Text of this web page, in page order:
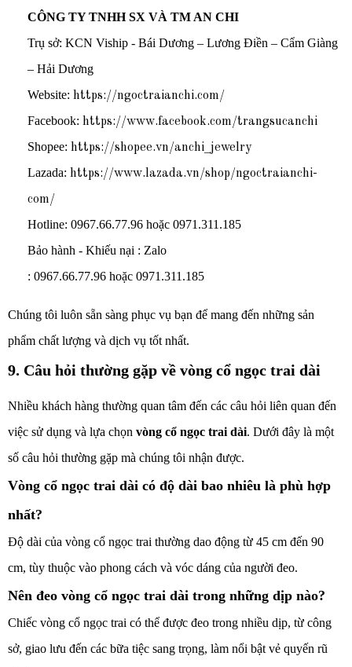
CÔNG TY TNHH SX VÀ TM AN CHI
Trụ sở: KCN Viship - Bái Dương – Lương Điền – Cẩm Giàng
– Hải Dương
Website: https://ngoctraianchi.com/
Facebook: https://www.facebook.com/trangsucanchi
Shopee: https://shopee.vn/anchi_jewelry
Lazada: https://www.lazada.vn/shop/ngoctraianchi-
com/
Hotline: 0967.66.77.96 hoặc 0971.311.185
Bảo hành - Khiếu nại : Zalo
: 0967.66.77.96 hoặc 0971.311.185
Chúng tôi luôn sẵn sàng phục vụ bạn để mang đến những sản
phẩm chất lượng và dịch vụ tốt nhất.
9. Câu hỏi thường gặp về vòng cổ ngọc trai dài
Nhiều khách hàng thường quan tâm đến các câu hỏi liên quan đến
việc sử dụng và lựa chọn vòng cổ ngọc trai dài. Dưới đây là một
số câu hỏi thường gặp mà chúng tôi nhận được.
Vòng cổ ngọc trai dài có độ dài bao nhiêu là phù hợp
nhất?
Độ dài của vòng cổ ngọc trai thường dao động từ 45 cm đến 90
cm, tùy thuộc vào phong cách và vóc dáng của người đeo.
Nên đeo vòng cổ ngọc trai dài trong những dịp nào?
Chiếc vòng cổ ngọc trai có thể được đeo trong nhiều dịp, từ công
sở, giao lưu đến các bữa tiệc sang trọng, làm nổi bật vẻ quyến rũ